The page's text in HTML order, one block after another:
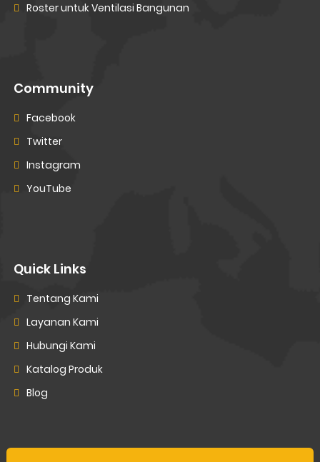
Roster untuk Ventilasi Bangunan
Community
Facebook
Twitter
Instagram
YouTube
Quick Links
Tentang Kami
Layanan Kami
Hubungi Kami
Katalog Produk
Blog